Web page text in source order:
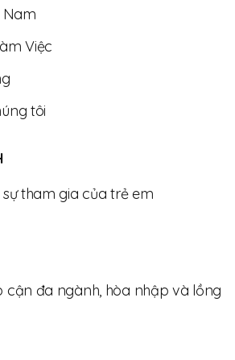
Nam
Việc
tôi
tham gia của trẻ em
cận đa ngành, hòa nhập và lồng